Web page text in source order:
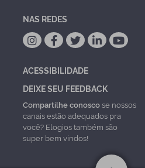
NAS REDES
ACESSIBILIDADE
DEIXE SEU FEEDBACK
Compartilhe conoscose nossos
canais estão adequados pra
você? Elogios também são
super bem vindos!